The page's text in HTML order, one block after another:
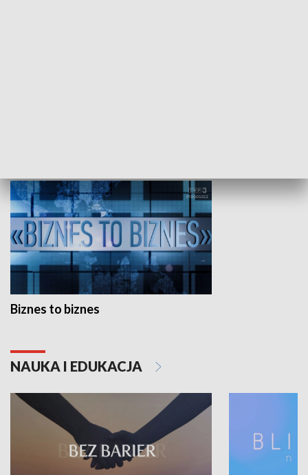
Biznes to biznes
NAUKA I EDUKACJA